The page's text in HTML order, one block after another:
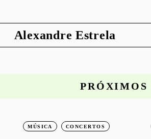
Alexandre Estrela
PRÓXIMOS
MÚSICA CONCERTOS